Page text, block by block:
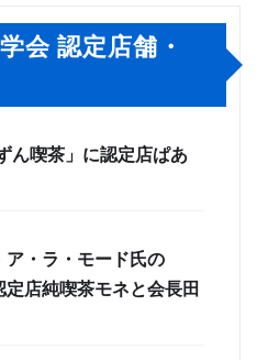
会 認定店舗・
ん喫茶」に認定店ぱあ
・ラ・モード氏の
店純喫茶モネと会長田